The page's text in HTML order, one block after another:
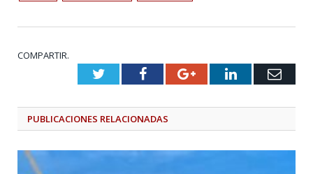
COMPARTIR.
TwitterFacebookGoogle+LinkedIn
PUBLICACIONES RELACIONADAS